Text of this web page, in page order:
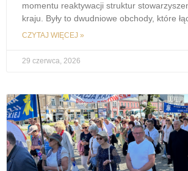
momentu reaktywacji struktur
kraju. Były to dwudniowe obchody, które
CZYTAJ WIĘCEJ »
29 czerwca, 2026